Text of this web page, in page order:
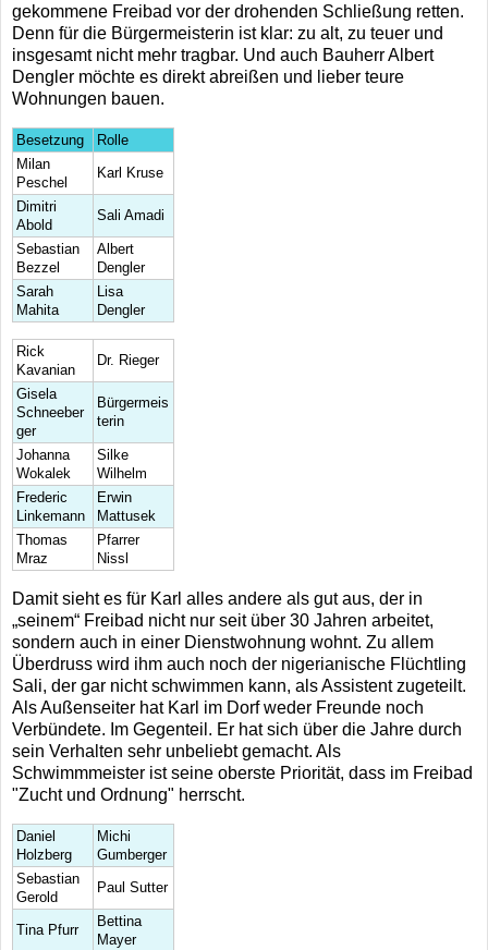
gekommene Freibad vor der drohenden Schließung retten.
Denn für die Bürgermeisterin ist klar: zu alt, zu teuer und
insgesamt nicht mehr tragbar. Und auch Bauherr Albert
Dengler möchte es direkt abreißen und lieber teure
Wohnungen bauen.
Besetzung
Rolle
Milan
Peschel
Karl Kruse
Dimitri
Abold
Sali Amadi
Sebastian
Bezzel
Albert
Dengler
Sarah
Mahita
Lisa
Dengler
Rick
Kavanian
Dr. Rieger
Gisela
Schneeber
ger
Bürgermeis
terin
Johanna
Wokalek
Silke
Wilhelm
Frederic
Linkemann
Erwin
Mattusek
Thomas
Mraz
Pfarrer
Nissl
Damit sieht es für Karl alles andere als gut aus, der in
„seinem“ Freibad nicht nur seit über 30 Jahren arbeitet,
sondern auch in einer Dienstwohnung wohnt. Zu allem
Überdruss wird ihm auch noch der nigerianische Flüchtling
Sali, der gar nicht schwimmen kann, als Assistent zugeteilt.
Als Außenseiter hat Karl im Dorf weder Freunde noch
Verbündete. Im Gegenteil. Er hat sich über die Jahre durch
sein Verhalten sehr unbeliebt gemacht. Als
Schwimmmeister ist seine oberste Priorität, dass im Freibad
"Zucht und Ordnung" herrscht.
Daniel
Holzberg
Michi
Gumberger
Sebastian
Gerold
Paul Sutter
Tina Pfurr
Bettina
Mayer